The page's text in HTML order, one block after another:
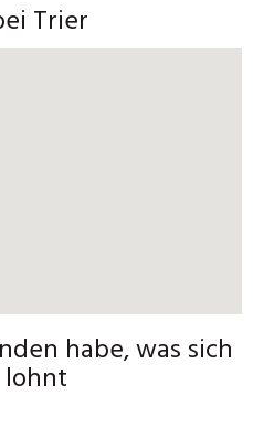
Trier
habe, was sich